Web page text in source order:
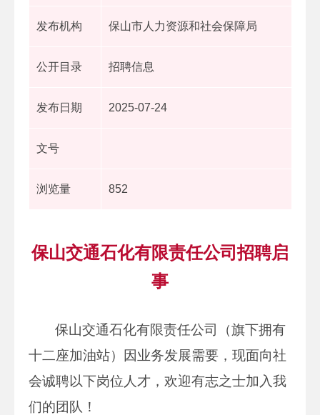
发布机构 保山市人力资源和社会保障局
公开目录 招聘信息
发布日期 2025-07-24
文号
浏览量 852
保山交通石化有限责任公司招聘启
事
保山交通石化有限责任公司（旗下拥有
十二座加油站）因业务发展需要，现面向社
会诚聘以下岗位人才，欢迎有志之士加入我
们的团队！